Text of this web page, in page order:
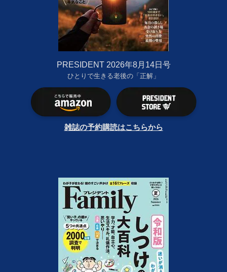
PRESIDENT 2026年8月14日号
ひとりで生きる老後の「正解」
雑誌の予約購読はこちらから